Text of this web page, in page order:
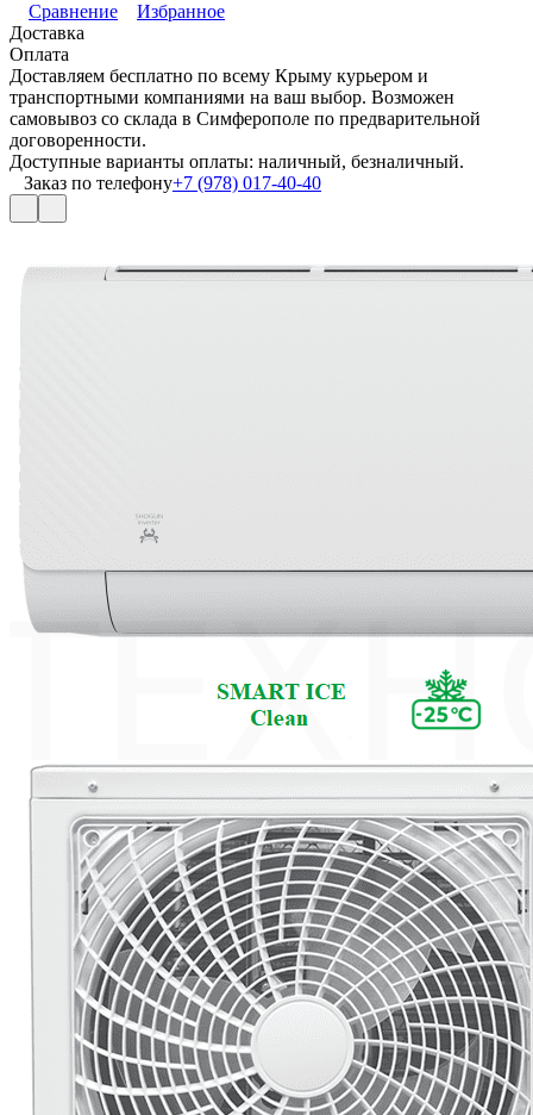
Сравнение
Избранное
Доставка
Оплата
Доставляем бесплатно по всему Крыму курьером и
транспортными компаниями на ваш выбор. Возможен
самовывоз со склада в Симферополе по предварительной
договоренности.
Доступные варианты оплаты: наличный, безналичный.
Заказ по телефону+7 (978) 017-40-40